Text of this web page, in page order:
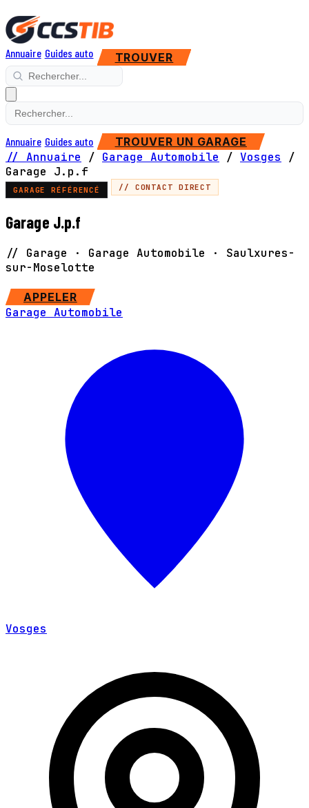
Annuaire Guides auto TROUVER
Annuaire Guides auto TROUVER UN GARAGE
// Annuaire / Garage Automobile / Vosges
/
Garage J.p.f
GARAGE RÉFÉRENCÉ // CONTACT DIRECT
Garage J.p.f
// Garage · Garage Automobile · Saulxures-
sur-Moselotte
APPELER
Garage Automobile
Vosges